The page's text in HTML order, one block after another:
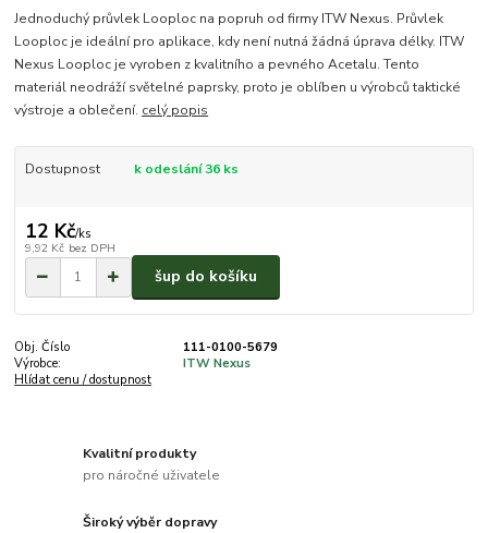
Jednoduchý průvlek Looploc na popruh od firmy ITW Nexus. Průvlek
Looploc je ideální pro aplikace, kdy není nutná žádná úprava délky. ITW
Nexus Looploc je vyroben z kvalitního a pevného Acetalu. Tento
materiál neodráží světelné paprsky, proto je oblíben u výrobců taktické
výstroje a oblečení. celý popis
Dostupnost k odeslání 36 ks
12 Kč/ks
9,92 Kč bez DPH
šup do košíku
Obj. Číslo
111-0100-5679
Výrobce:
ITW Nexus
Hlídat cenu / dostupnost
Kvalitní produkty
pro náročné uživatele
Široký výběr dopravy